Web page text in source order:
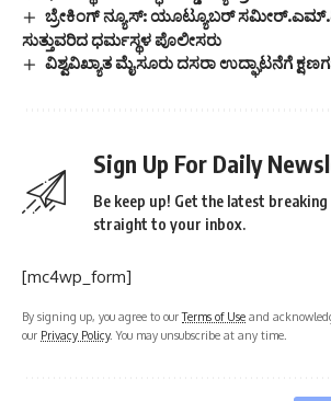
ಬ್ರೇಕಿಂಗ್ ನ್ಯೂಸ್: ಯೂಟ್ಯೂಬರ್
ಸುತ್ತುವರಿದ ಧರ್ಮಸ್ಥಳ ಪೊಲೀಸರು
ವಿಶ್ವವಿಖ್ಯಾತ ಮೈಸೂರು ದಸರಾ ಉದ್ಘಾಟನೆಗೆ
Sign Up For Daily
Be keep up! Get the latest
straight to your inbox.
[mc4wp_form]
By signing up, you agree to ourTerms of Use and
our Privacy Policy. You may unsubscribe at any time.